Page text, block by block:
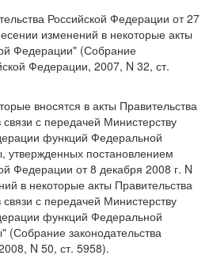
Российской Федерации от 27
изменений в некоторые акты
Федерации" (Собрание
Федерации, 2007, N 32, ст.
вносятся в акты Правительства
с передачей Министерству
функций Федеральной
утвержденных постановлением
Федерации от 8 декабря 2008 г. N
в некоторые акты Правительства
с передачей Министерству
функций Федеральной
(Собрание законодательства
N 50, ст. 5958).